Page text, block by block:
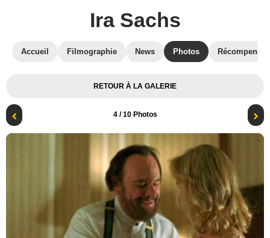
Ira Sachs
Accueil Filmographie News Photos Récompenses
RETOUR À LA GALERIE
4/ 10 Photos